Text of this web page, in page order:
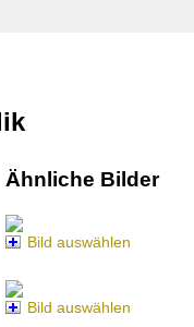
Ähnliche Bilder
Bild auswählen
Bild auswählen